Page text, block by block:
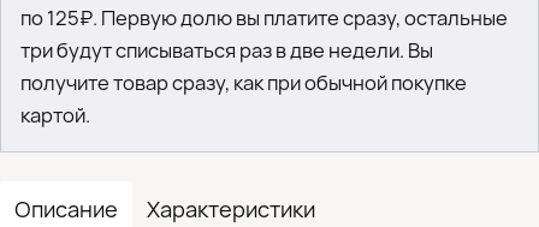
Описание Характеристики
по 125₽. Первую долю вы платите сразу, остальные
три будут списываться раз в две недели. Вы
получите товар сразу, как при обычной покупке
картой.